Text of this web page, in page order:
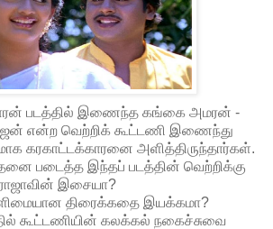
படத்தில் இணைந்த கங்கை அமரன் -
என்ற வெற்றிக் கூட்டணி இணைந்து
கரகாட்டக்காரனை அளித்திருந்தார்கள்.
படைத்த இந்தப் படத்தின் வெற்றிக்கு
இசையா?
திரைக்கதை இயக்கமா?
கூட்டணியின் கலக்கல் நகைச்சுவை